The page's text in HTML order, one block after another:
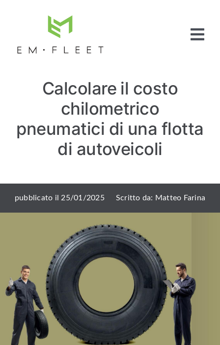
Fleet
Management
Full Service
Pneumatici
Articoli e News
Contattaci
Calcolare il costo
chilometrico
pneumatici di una flotta
di autoveicoli
pubblicato il 25/01/2025 Scritto da: Matteo Farina